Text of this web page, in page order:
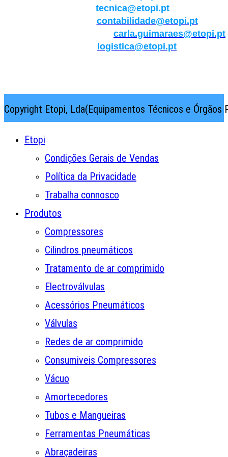
tecnica@etopi.pt
contabilidade@etopi.pt
carla.guimaraes@etopi.pt
logistica@etopi.pt
Copyright Etopi, Lda(Equipamentos Técnicos e
Etopi
Condições Gerais de Vendas
Política da Privacidade
Trabalha connosco
Produtos
Compressores
Cilindros pneumáticos
Tratamento de ar comprimido
Electroválvulas
Acessórios Pneumáticos
Válvulas
Redes de ar comprimido
Consumiveis Compressores
Vácuo
Amortecedores
Tubos e Mangueiras
Ferramentas Pneumáticas
Abraçadeiras